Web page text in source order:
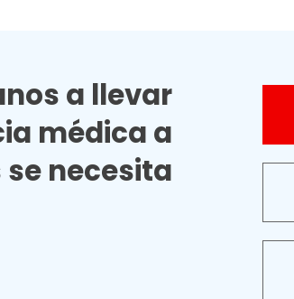
a llevar
médica a
necesita